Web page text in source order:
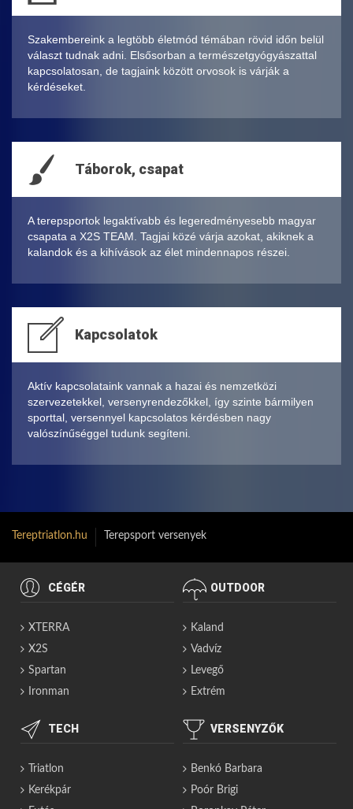
Szakembereink a legtöbb életmód témában rövid időn belül
választ tudnak adni. Elsősorban a természetgyógyászattal
kapcsolatosan, de tagjaink között orvosok is várják a
kérdéseket.
Táborok, csapat
A terepsportok legaktívabb és legeredményesebb magyar
csapata a X2S TEAM. Tagjai közé várja azokat, akiknek a
kalandok és a kihívások az élet mindennapos részei.
Kapcsolatok
Aktív kapcsolataink vannak a hazai és nemzetközi
szervezetekkel, versenyrendezőkkel, így szinte bármilyen
sporttal, versennyel kapcsolatos kérdésben nagy
valószínűséggel tudunk segíteni.
Tereptriatlon.hu Terepsport versenyek
CÉGÉR
XTERRA
X2S
Spartan
Ironman
OUTDOOR
Kaland
Vadvíz
Levegő
Extrém
TECH
Triatlon
Kerékpár
VERSENYZŐK
Benkó Barbara
Poór Brigi